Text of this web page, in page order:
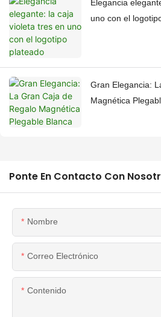
Elegancia
uno con el
Gran Elegancia:
Magnética
Ponte En Contacto Con
Nombre
Correo Electrónico
Contenido